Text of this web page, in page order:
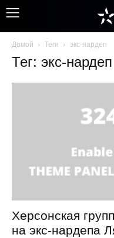
Домой Теги экс-нардеп
Тег: экс-нардеп
Херсонская
на экс-нардепа